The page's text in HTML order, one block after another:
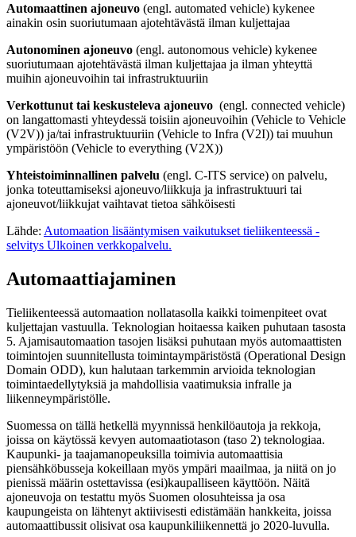
Automaattinen ajoneuvo (engl. automated vehicle) kykenee
ainakin osin suoriutumaan ajotehtävästä ilman kuljettajaa
Autonominen ajoneuvo (engl. autonomous vehicle) kykenee
suoriutumaan ajotehtävästä ilman kuljettajaa ja ilman yhteyttä
muihin ajoneuvoihin tai infrastruktuuriin
Verkottunut tai keskusteleva ajoneuvo (engl. connected vehicle)
on langattomasti yhteydessä toisiin ajoneuvoihin (Vehicle to Vehicle
(V2V)) ja/tai infrastruktuuriin (Vehicle to Infra (V2I)) tai muuhun
ympäristöön (Vehicle to everything (V2X))
Yhteistoiminnallinen palvelu (engl. C-ITS service) on palvelu,
jonka toteuttamiseksi ajoneuvo/liikkuja ja infrastruktuuri tai
ajoneuvot/liikkujat vaihtavat tietoa sähköisesti
Lähde: Automaation lisääntymisen vaikutukset tieliikenteessä -
selvitys Ulkoinen verkkopalvelu.
Automaattiajaminen
Tieliikenteessä automaation nollatasolla kaikki toimenpiteet ovat
kuljettajan vastuulla. Teknologian hoitaessa kaiken puhutaan tasosta
5. Ajamisautomaation tasojen lisäksi puhutaan myös automaattisten
toimintojen suunnitellusta toimintaympäristöstä (Operational Design
Domain ODD), kun halutaan tarkemmin arvioida teknologian
toimintaedellytyksiä ja mahdollisia vaatimuksia infralle ja
liikenneympäristölle.
Suomessa on tällä hetkellä myynnissä henkilöautoja ja rekkoja,
joissa on käytössä kevyen automaatiotason (taso 2) teknologiaa.
Kaupunki- ja taajamanopeuksilla toimivia automaattisia
piensähköbusseja kokeillaan myös ympäri maailmaa, ja niitä on jo
pienissä määrin ostettavissa (esi)kaupalliseen käyttöön. Näitä
ajoneuvoja on testattu myös Suomen olosuhteissa ja osa
kaupungeista on lähtenyt aktiivisesti edistämään hankkeita, joissa
automaattibussit olisivat osa kaupunkiliikennettä jo 2020-luvulla.